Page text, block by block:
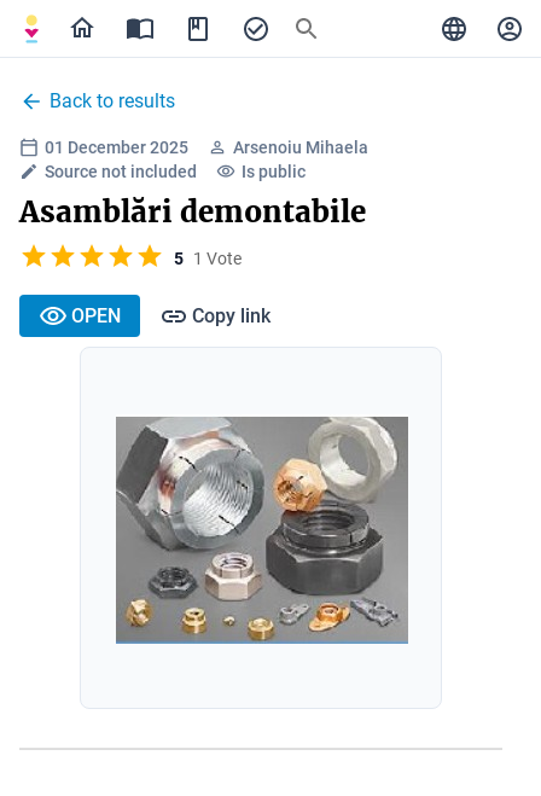
Back to results
01 December 2025
Arsenoiu Mihaela
Source not included
Is public
Asamblări demontabile
5 1 Vote
OPEN Copy link